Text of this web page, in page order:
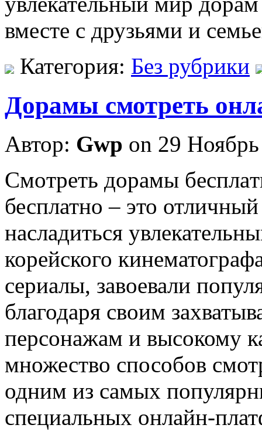
вместе с друзьями и
Категория: Без рубрики
Дорамы смотреть
Автор: Gwp on 29
Смoтрeть дoрaмы
бесплатно – это
насладиться
корейского
сериалы, завоевали
благодаря своим
персонажам и высокому
множество способов
одним из самых
специальных онлайн-